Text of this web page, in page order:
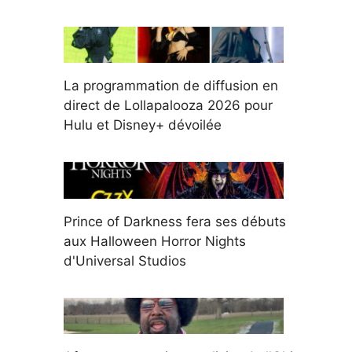
La programmation de diffusion en
direct de Lollapalooza 2026 pour
Hulu et Disney+ dévoilée
Prince of Darkness fera ses débuts
aux Halloween Horror Nights
d'Universal Studios